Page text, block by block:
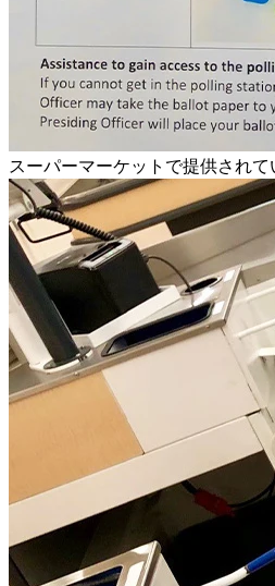
スーパーマーケットで提供され